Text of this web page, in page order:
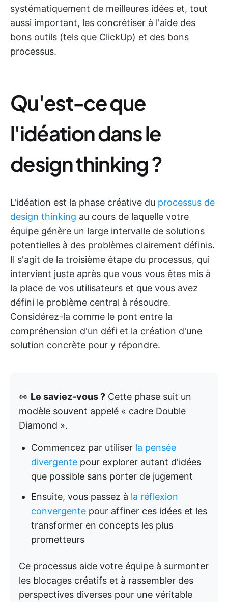
systématiquement de meilleures idées et, tout
aussi important, les concrétiser à l'aide des
bons outils (tels que ClickUp) et des bons
processus.
Qu'est-ce que
l'idéation dans le
design thinking ?
L'idéation est la phase créative du processus de
design thinking au cours de laquelle votre
équipe génère un large intervalle de solutions
potentielles à des problèmes clairement définis.
Il s'agit de la troisième étape du processus, qui
intervient juste après que vous vous êtes mis à
la place de vos utilisateurs et que vous avez
défini le problème central à résoudre.
Considérez-la comme le pont entre la
compréhension d'un défi et la création d'une
solution concrète pour y répondre.
👀 Le saviez-vous ? Cette phase suit un
modèle souvent appelé « cadre Double
Diamond ».
Commencez par utiliser la pensée
divergente pour explorer autant d'idées
que possible sans porter de jugement
Ensuite, vous passez à la réflexion
convergente pour affiner ces idées et les
transformer en concepts les plus
prometteurs
Ce processus aide votre équipe à surmonter
les blocages créatifs et à rassembler des
perspectives diverses pour une véritable